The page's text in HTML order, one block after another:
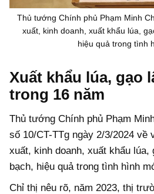
Thủ tướng Chính phủ Phạm Minh
xuất, kinh doanh, xuất khẩu lúa,
hiệu quả trong tình
Xuất khẩu lúa, gạo
trong 16 năm
Thủ tướng Chính phủ Phạm
số 10/CT-TTg ngày 2/3/2024 về
xuất, kinh doanh, xuất khẩu lúa,
bạch, hiệu quả trong tình hình
Chỉ thị nêu rõ, năm 2023, thị